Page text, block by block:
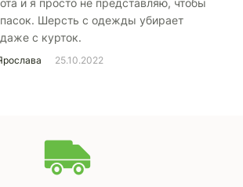
и я просто не представляю, чтобы
Шерсть с одежды убирает
с курток.
25.10.2022